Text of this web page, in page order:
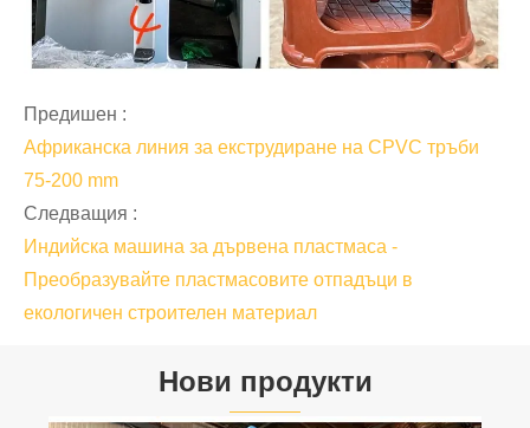
Предишен :
Африканска линия за екструдиране на CPVC тръби
75-200 mm
Следващия :
Индийска машина за дървена пластмаса -
Преобразувайте пластмасовите отпадъци в
екологичен строителен материал
Нови продукти